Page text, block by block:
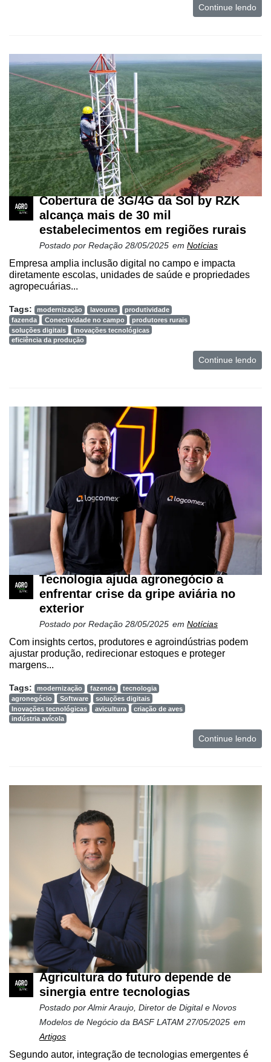
Cadastre-
se
Minha
conta
Destaque
Agenda
Agricultura
de
Precisão
Automação
Robótica
Dados
Continue lendo
Cobertura de 3G/4G da Sol by RZK
alcança mais de 30 mil
estabelecimentos em regiões rurais
Postado por Redação 28/05/2025 em Notícias
Empresa amplia inclusão digital no campo e impacta
diretamente escolas, unidades de saúde e propriedades
agropecuárias...
Tags: modernização lavouras
produtividade
fazenda
Conectividade no campo
produtores rurais
soluções digitais
Inovações tecnológicas
eficiência da produção
Continue lendo
Tecnologia ajuda agronegócio a
enfrentar crise da gripe aviária no
exterior
Postado por Redação 28/05/2025 em Notícias
Com insights certos, produtores e agroindústrias podem
ajustar produção, redirecionar estoques e proteger
margens...
Tags: modernização fazenda
tecnologia
agronegócio
Software
soluções digitais
Inovações tecnológicas
avicultura
criação de aves
indústria avícola
Continue lendo
Agricultura do futuro depende de
sinergia entre tecnologias
Postado porAlmir Araujo, Diretor de Digital e Novos
Modelos de Negócio da BASF LATAM 27/05/2025 em
Artigos
Segundo autor, integração de tecnologias emergentes é